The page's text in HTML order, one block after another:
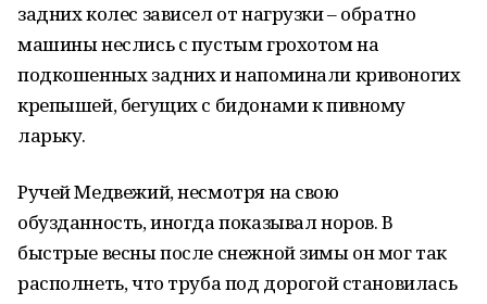
задних колес зависел от нагрузки – обратно
машины неслись с пустым грохотом на
подкошенных задних и напоминали кривоногих
крепышей, бегущих с бидонами к пивному
ларьку.
Ручей Медвежий, несмотря на свою
обузданность, иногда показывал норов. В
быстрые весны после снежной зимы он мог так
располнеть, что труба под дорогой становилась